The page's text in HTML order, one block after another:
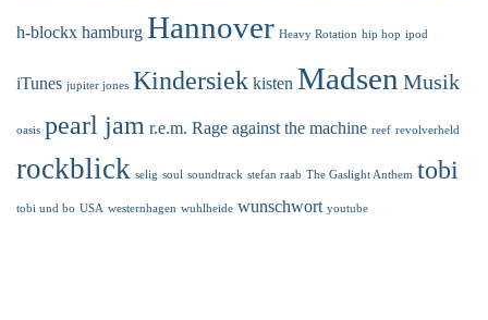
h-blockx hamburg Hannover Heavy Rotation hip hop ipod
iTunes jupiter jones Kindersiek kisten Madsen Musik
oasis pearl jam r.e.m. Rage against the machine reef revolverheld
rockblick selig soul soundtrack stefan raab The Gaslight Anthem tobi
tobi und bo USA westernhagen wuhlheide wunschwort youtube